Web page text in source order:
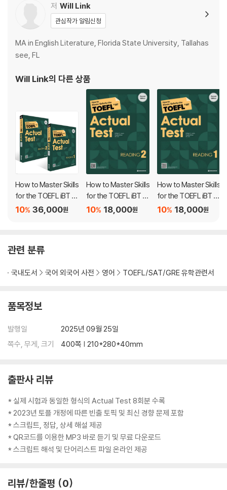
저 Will Link
관심작가 알림신청
MA in English Literature, Florida State University, Tallahas
see, FL
Will Link의 다른 상품
How to Master Skills
for the TOEFL iBT A
ctual Test Reading 1
36,000원
10%
How to Master Skills
for the TOEFL iBT A
ctual Test Reading 2
18,000원
10%
How to Master Skills
for the TOEFL iBT A
ctual Test Reading 1
18,000원
10%
관련 분류
국내도서 국어 외국어 사전 영어 TOEFL/SAT/GRE 유학관련서
품목정보
발행일
2025년 09월 25일
쪽수, 무게, 크기
400쪽 | 210*280*40mm
출판사 리뷰
* 실제 시험과 동일한 형식의 Actual Test 8회분 수록
* 2023년 토플 개정에 따른 빈출 토픽 및 최신 경향 문제 포함
* 스크립트, 정답, 상세 해설 제공
* QR코드를 이용한 MP3 바로 듣기 및 무료 다운로드
* 스크립트 해석 및 단어리스트 파일 온라인 제공
리뷰/한줄평 0